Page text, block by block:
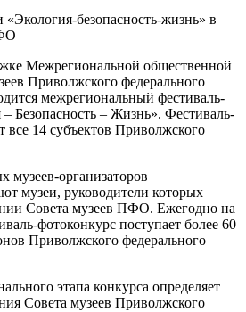
безопасность-жизнь» в
Межрегиональной общественной
Приволжского федерального
межрегиональный фестиваль-
Безопасность – Жизнь». Фестиваль-
все 14 субъектов Приволжского
музеев-организаторов
музеи, руководители которых
Совета музеев ПФО. Ежегодно на
фотоконкурс поступает более 60
Приволжского федерального
этапа конкурса определяет
Совета музеев Приволжского